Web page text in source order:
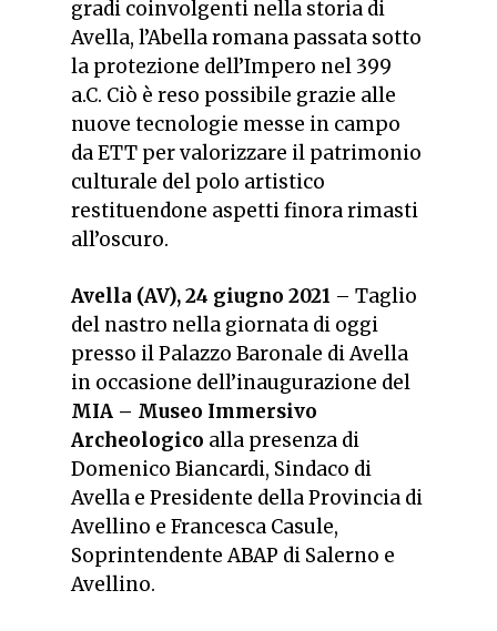
gradi coinvolgenti nella storia di
Avella, l’Abella romana passata sotto
la protezione dell’Impero nel 399
a.C. Ciò è reso possibile grazie alle
nuove tecnologie messe in campo
da ETT per valorizzare il patrimonio
culturale del polo artistico
restituendone aspetti finora rimasti
all’oscuro.
Avella (AV), 24 giugno 2021 – Taglio
del nastro nella giornata di oggi
presso il Palazzo Baronale di Avella
in occasione dell’inaugurazione del
MIA – Museo Immersivo
Archeologico alla presenza di
Domenico Biancardi, Sindaco di
Avella e Presidente della Provincia di
Avellino e Francesca Casule,
Soprintendente ABAP di Salerno e
Avellino.